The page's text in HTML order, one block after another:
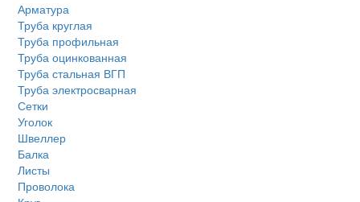
Арматура
Труба круглая
Труба профильная
Труба оцинкованная
Труба стальная ВГП
Труба электросварная
Сетки
Уголок
Швеллер
Балка
Листы
Проволока